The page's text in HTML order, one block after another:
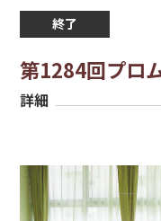
終了
第1284回プロ
詳細